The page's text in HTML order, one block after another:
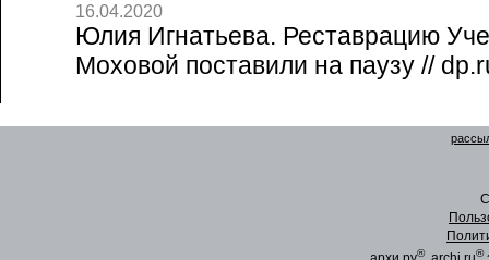
16.04.2020
Юлия Игнатьева. Реставрацию
Моховой поставили на паузу //
® ®